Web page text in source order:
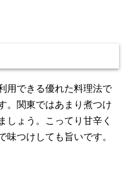
用できる優れた料理法で
。関東ではあまり煮つけ
しょう。こってり甘辛く
味つけしても旨いです。